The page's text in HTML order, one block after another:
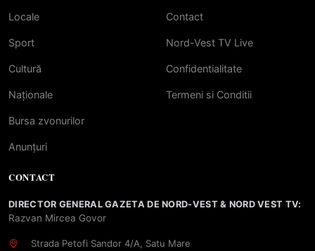
Locale
Sport
Cultură
Naționale
Bursa zvonurilor
Anunțuri
Contact
Nord-Vest TV Live
Confidentialitate
Termeni si Conditii
CONTACT
DIRECTOR GENERAL GAZETA DE NORD-VEST & NORD VEST TV:
Razvan Mircea Govor
Strada Petofi Sandor 4/A, Satu Mare